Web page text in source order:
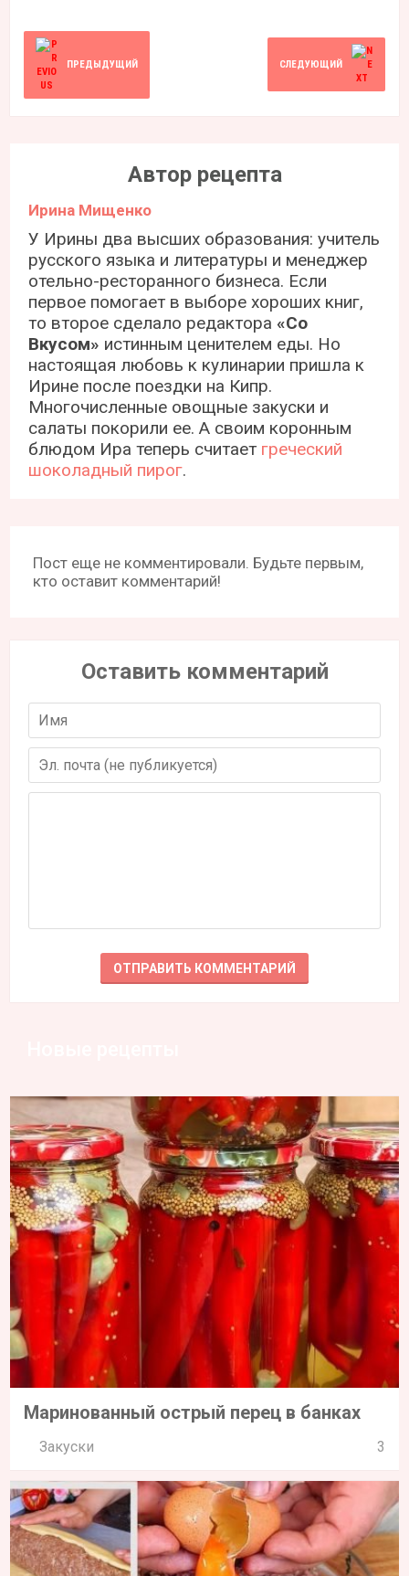
ПРЕДЫДУЩИЙ СЛЕДУЮЩИЙ
Автор рецепта
Ирина Мищенко
У Ирины два высших образования: учитель
русского языка и литературы и менеджер
отельно-ресторанного бизнеса. Если
первое помогает в выборе хороших книг,
то второе сделало редактора«Со
Вкусом» истинным ценителем еды. Но
настоящая любовь к кулинарии пришла к
Ирине после поездки на Кипр.
Многочисленные овощные закуски и
салаты покорили ее. А своим коронным
блюдом Ира теперь считает греческий
шоколадный пирог.
Пост еще не комментировали. Будьте первым,
кто оставит комментарий!
Оставить комментарий
Маринованный острый перец в банках
Закуски 3